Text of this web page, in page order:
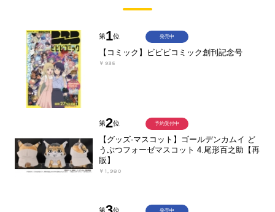
第1位
【コミック】ビビビコミック創刊記念号
￥935
発売中
第2位
【グッズ-マスコット】ゴールデンカムイ ど
うぶつフォーゼマスコット 4.尾形百之助【再
販】
￥1,980
予約受付中
第 位 発売中